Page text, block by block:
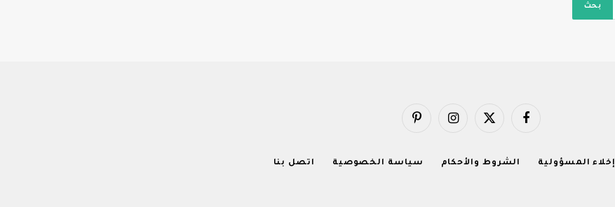
فيسبوك X
الانستغرامبينتيريست
إخلاء المسؤولية الشروط والأحكام سياسة الخصوصية اتصل بنا